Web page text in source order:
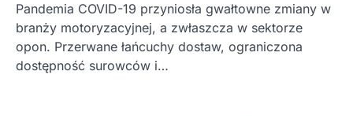
Pandemia COVID-19 przyniosła gwałtowne zmiany w
branży motoryzacyjnej, a zwłaszcza w sektorze
opon. Przerwane łańcuchy dostaw, ograniczona
dostępność surowców i…